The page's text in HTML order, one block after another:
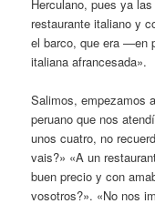
Herculano, pues ya
restaurante italiano y
el barco, que era —en
italiana afrancesada».
Salimos, empezamos
peruano que nos
unos cuatro, no
vais?» «A un
buen precio y con
vosotros?». «No nos